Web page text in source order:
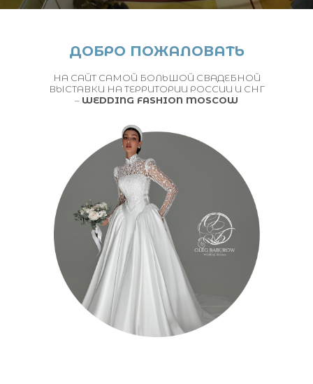
ДОБРО ПОЖАЛОВАТЬ
НА САЙТ САМОЙ БОЛЬШОЙ СВАДЕБНОЙ
ВЫСТАВКИ НА ТЕРРИТОРИИ РОССИИ И СНГ
– WEDDING FASHION MOSCOW